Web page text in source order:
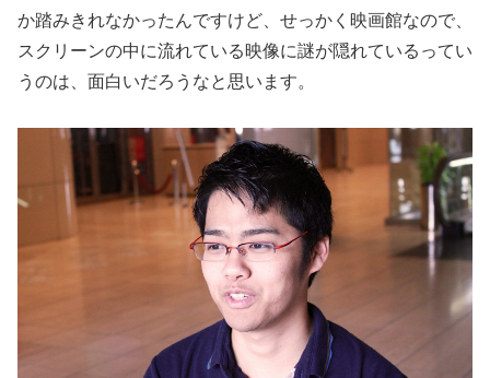
か踏みきれなかったんですけど、せっかく映画館なので、
スクリーンの中に流れている映像に謎が隠れているってい
うのは、面白いだろうなと思います。